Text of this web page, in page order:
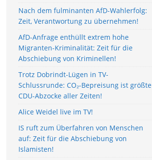
Nach dem fulminanten AfD-Wahlerfolg:
Zeit, Verantwortung zu übernehmen!
AfD-Anfrage enthüllt extrem hohe
Migranten-Kriminalität: Zeit für die
Abschiebung von Kriminellen!
Trotz Dobrindt-Lügen in TV-
Schlussrunde: CO₂-Bepreisung ist größte
CDU-Abzocke aller Zeiten!
Alice Weidel live im TV!
IS ruft zum Überfahren von Menschen
auf: Zeit für die Abschiebung von
Islamisten!